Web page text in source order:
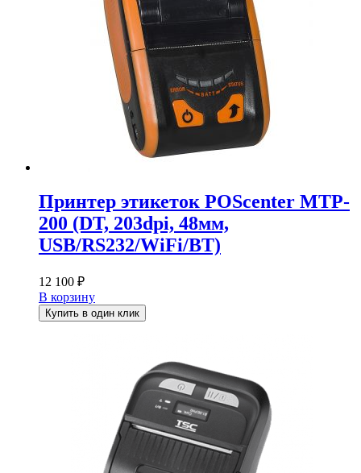
Принтер этикеток POScenter MTP-
200 (DT, 203dpi, 48мм,
USB/RS232/WiFi/BT)
12 100 ₽
В корзину
Купить в один клик